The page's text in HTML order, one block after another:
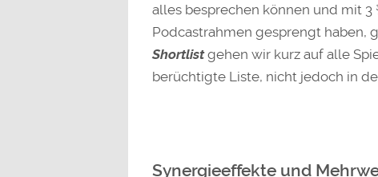
alles besprechen können und mit
Podcastrahmen gesprengt haben,
Shortlistgehen wir kurz auf alle
berüchtigte Liste, nicht jedoch in
Synergieeffekte und